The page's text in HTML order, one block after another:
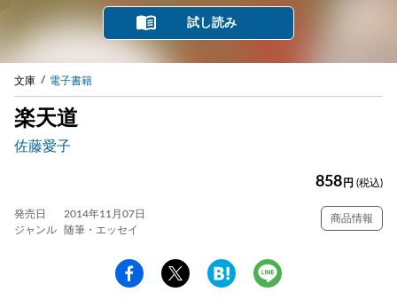
試し読み
文庫 電子書籍
楽天道
佐藤愛子
858 円 (税込)
発売日
2014年11月07日
ジャンル
随筆・エッセイ
商品情報